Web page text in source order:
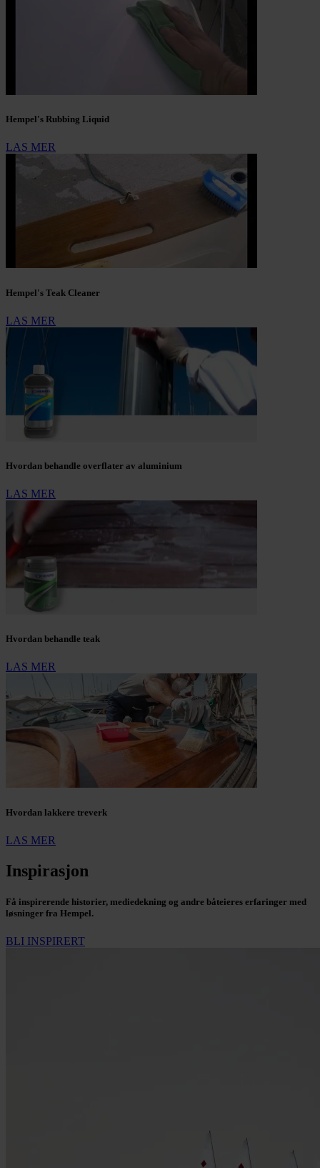
Hempel's Rubbing Liquid
LAS MER
Hempel's Teak Cleaner
LAS MER
Hvordan behandle overflater av aluminium
LAS MER
Hvordan behandle teak
LAS MER
Hvordan lakkere treverk
LAS MER
Inspirasjon
Få inspirerende historier, mediedekning og andre båteieres erfaringer med
løsninger fra Hempel.
BLI INSPIRERT